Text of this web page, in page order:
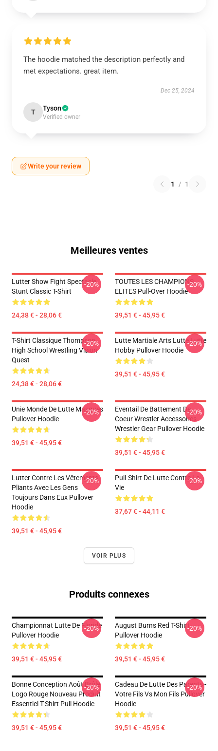
The hoodie matched the description perfectly and
met expectations. great item.
Dec 25, 2024
T Tyson
Verified owner
Write your review
1 / 1
Meilleures ventes
Lutter Show Fight Spectacle
Stunt Classic T-Shirt
24,38 € - 28,06 €
-20%
TOUTES LES CHAMPIONS
ELITES Pull-Over Hoodie
39,51 € - 45,95 €
-20%
T-Shirt Classique Thompson
High School Wrestling Vision
Quest
24,38 € - 28,06 €
-20%
Lutte Martiale Arts Lutte Lutte
Hobby Pullover Hoodie
39,51 € - 45,95 €
-20%
Unie Monde De Lutte Masques
Pullover Hoodie
39,51 € - 45,95 €
-20%
Eventail De Battement De
Coeur Wrestler Accessoires
Wrestler Gear Pullover Hoodie
39,51 € - 45,95 €
-20%
Lutter Contre Les Vêtements
Pliants Avec Les Gens
Toujours Dans Eux Pullover
Hoodie
39,51 € - 45,95 €
-20%
Pull-Shirt De Lutte Contre La
Vie
37,67 € - 44,11 €
-20%
VOIR PLUS
Produits connexes
Championnat Lutte De Floride
Pullover Hoodie
39,51 € - 45,95 €
-20%
August Burns Red T-Shirt
Pullover Hoodie
39,51 € - 45,95 €
-20%
Bonne Conception Août Brûle
Logo Rouge Nouveau Produit
Essentiel T-Shirt Pull Hoodie
39,51 € - 45,95 €
-20%
Cadeau De Lutte Des Parents -
Votre Fils Vs Mon Fils Pullover
Hoodie
39,51 € - 45,95 €
-20%